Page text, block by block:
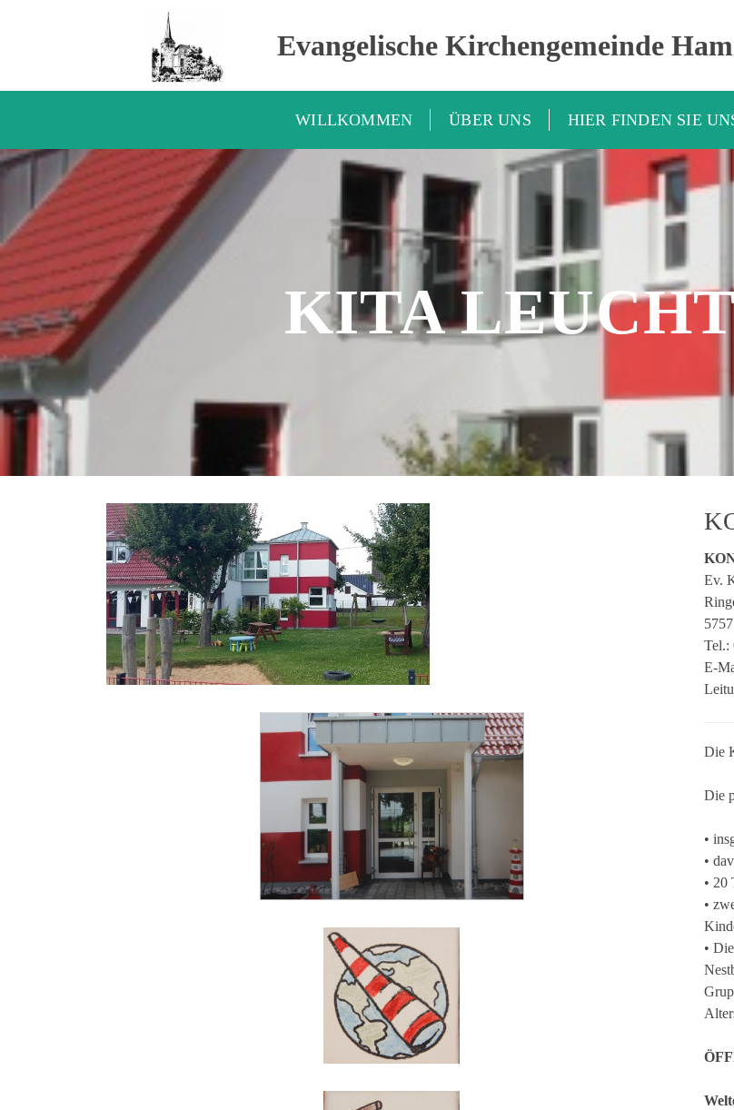
Evangelische Kirchengemeinde
WILLKOMMEN ÜBER UNS HIER FINDEN SIE
KITA
Ev.
Tel.:
E-
Die
Die
•
•
• 20
•
•